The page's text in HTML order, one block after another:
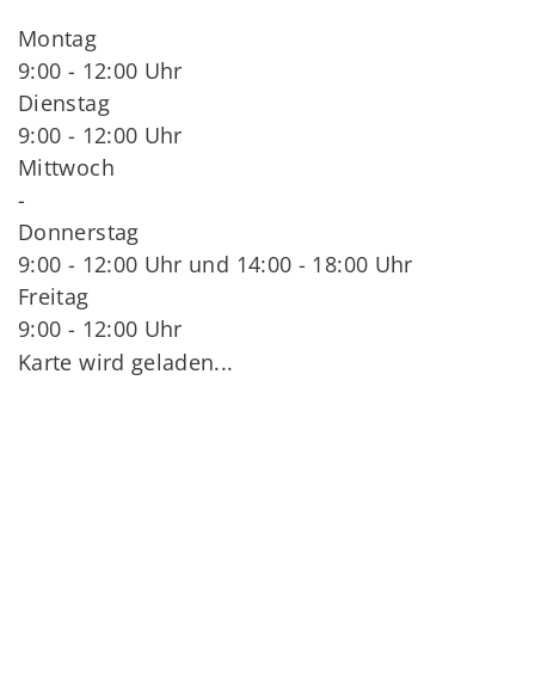
Montag
9:00 - 12:00 Uhr
Dienstag
9:00 - 12:00 Uhr
Mittwoch
-
Donnerstag
9:00 - 12:00 Uhr und 14:00 - 18:00 Uhr
Freitag
9:00 - 12:00 Uhr
Karte wird geladen...